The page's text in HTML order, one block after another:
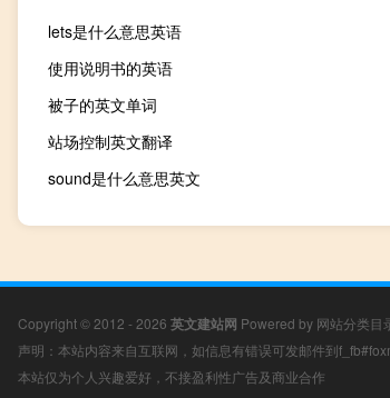
lets是什么意思英语
使用说明书的英语
被子的英文单词
站场控制英文翻译
sound是什么意思英文
Copyright © 2012 - 2026 英文建站网 Powered by 网站分类目
声明：本站内容来自互联网，如信息有错误可发邮件到
本站仅为个人兴趣爱好，不接盈利性广告及商业合作